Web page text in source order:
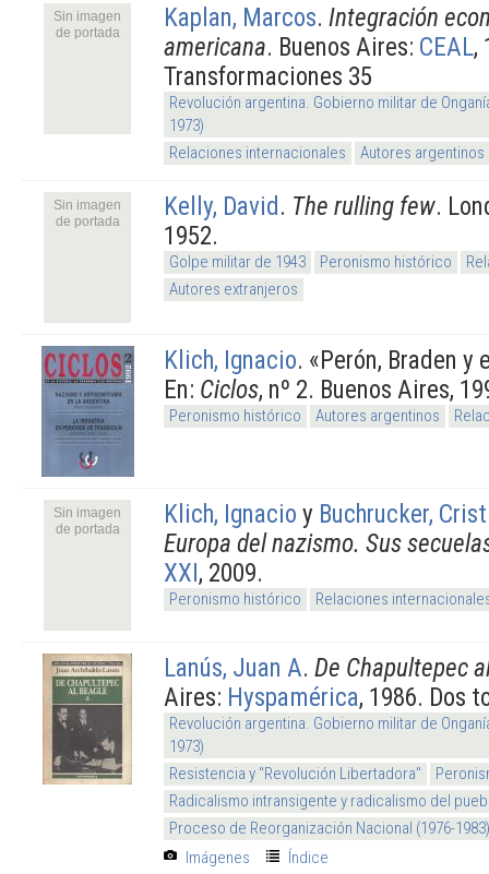
Sin imagen
de portada
Kaplan, Marcos. Integración
americana. Buenos Aires: CEAL,
Transformaciones 35
Revolución argentina. Gobierno militar de
1973)
Relaciones internacionales
Autores argentinos
Sin imagen
de portada
Kelly, David. The rulling few.
1952.
Golpe militar de 1943 Peronismo histórico
Autores extranjeros
Klich, Ignacio. «Perón, Braden
En: Ciclos, nº 2. Buenos Aires,
Peronismo histórico Autores argentinos
Sin imagen
de portada
Klich, Ignacio y Buchrucker,
Europa del nazismo. Sus
XXI, 2009.
Peronismo histórico Relaciones
Lanús, Juan A. De Chapultepec
Aires: Hyspamérica, 1986. Dos
Revolución argentina. Gobierno militar de
1973)
Resistencia y "Revolución Libertadora"
Radicalismo intransigente y radicalismo del
Proceso de Reorganización Nacional (1976-1983)
Imágenes
Índice